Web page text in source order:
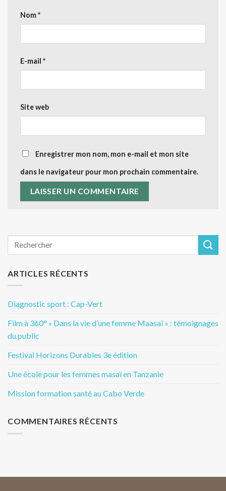
Nom*
E-mail *
Site web
Enregistrer mon nom, mon e-mail et mon site
dans le navigateur pour mon prochain commentaire.
ARTICLES RÉCENTS
Diagnostic sport : Cap-Vert
Film à 360° « Dans la vie d’une femme Maasaï » : témoignages
du public
Festival Horizons Durables 3e édition
Une école pour les femmes masaï en Tanzanie
Mission formation santé au Cabo Verde
COMMENTAIRES RÉCENTS